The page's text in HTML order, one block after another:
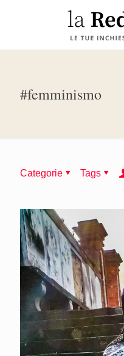
#femminismo
Categorie Tags